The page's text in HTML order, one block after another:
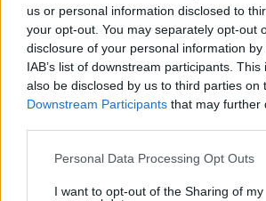
us or personal information disclosed to
your opt-out. You may separately opt-out
disclosure of your personal information
IAB’s list of downstream participants.
also be disclosed by us to third parties on
Downstream Participants that may further
Personal Data Processing Opt Outs
I want to opt-out of the Sharing of my
L'ultimo flop M5s è in libreria:
quante copie hanno venduto i
"big". E Casalino se la ride
22/12/2021
Francesco Giro "scrive" Roma
per il sindaco di domani
18/04/2021